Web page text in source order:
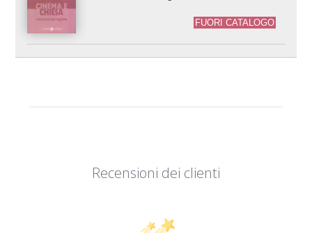
FUORI CATALOGO
Recensioni dei clienti